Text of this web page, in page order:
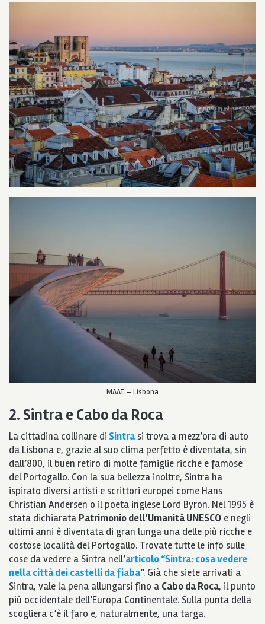
MAAT – Lisbona
2. Sintra e Cabo da Roca
La cittadina collinare di Sintrasi trova a mezz’ora di auto
da Lisbona e, grazie al suo clima perfetto è diventata, sin
dall’800, il buen retiro di molte famiglie ricche e famose
del Portogallo. Con la sua bellezza inoltre, Sintra ha
ispirato diversi artisti e scrittori europei come Hans
Christian Andersen o il poeta inglese Lord Byron. Nel 1995 è
stata dichiarata Patrimonio dell’Umanità UNESCO e negli
ultimi anni è diventata di gran lunga una delle più ricche e
costose località del Portogallo. Trovate tutte le info sulle
cose da vedere a Sintra nell’articolo “Sintra: cosa vedere
nella città dei castelli da fiaba”. Già che siete arrivati a
Sintra, vale la pena allungarsi fino a Cabo da Roca, il punto
più occidentale dell’Europa Continentale. Sulla punta della
scogliera c’è il faro e, naturalmente, una targa.